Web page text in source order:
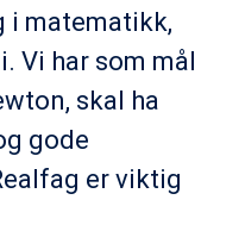
i matematikk,
Vi har som mål
skal ha
gode
er viktig